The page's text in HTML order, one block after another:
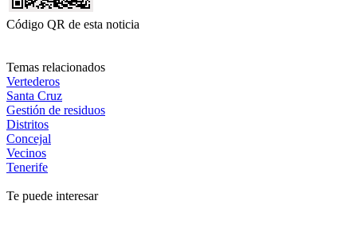
Código QR de esta noticia
Temas relacionados
Vertederos
Santa Cruz
Gestión de residuos
Distritos
Concejal
Vecinos
Tenerife
Te puede interesar